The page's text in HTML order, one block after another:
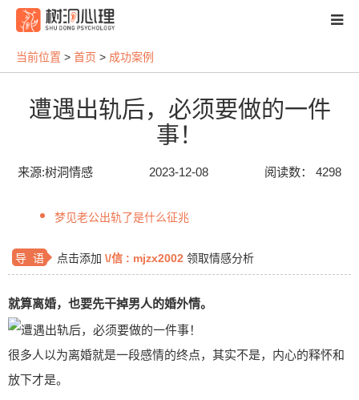
梦见 性格人格 心理测试 家庭关系
成功案例
亲子教育 个人成长 两性心理 职场技能
导师团队 服务项目
当前位置 > 首页 > 成功案例
遭遇出轨后，必须要做的一件
事！
来源:树洞情感 2023-12-08 阅读数： 4298
梦见老公出轨了是什么征兆
导 语 点击添加 \/信 : mjzx2002 领取情感分析
就算离婚，也要先干掉男人的婚外情。
很多人以为离婚就是一段感情的终点，其实不是，内心的释怀和
放下才是。